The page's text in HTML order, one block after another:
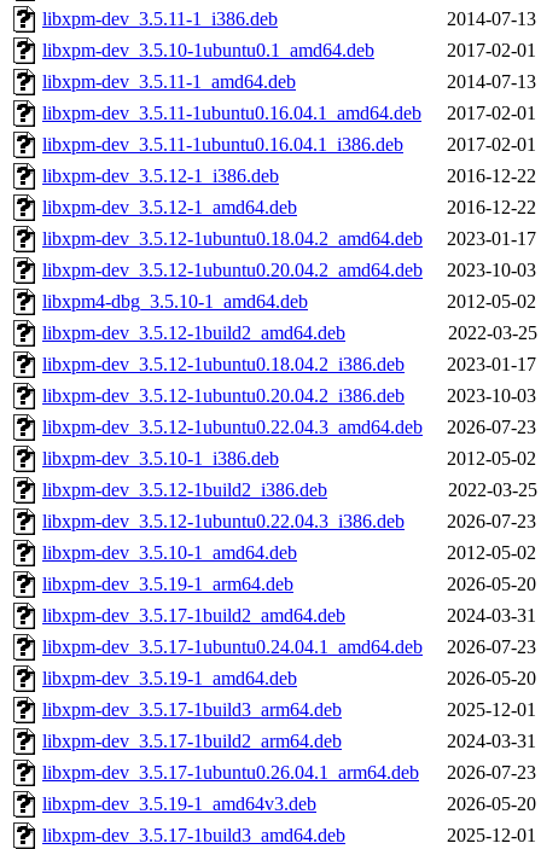
libxpm-dev_3.5.11-1_i386.deb
2014-07-13
libxpm-dev_3.5.10-1ubuntu0.1_amd64.deb
2017-02-01
libxpm-dev_3.5.11-1_amd64.deb
2014-07-13
libxpm-dev_3.5.11-1ubuntu0.16.04.1_amd64.deb
2017-02-01
libxpm-dev_3.5.11-1ubuntu0.16.04.1_i386.deb
2017-02-01
libxpm-dev_3.5.12-1_i386.deb
2016-12-22
libxpm-dev_3.5.12-1_amd64.deb
2016-12-22
libxpm-dev_3.5.12-1ubuntu0.18.04.2_amd64.deb
2023-01-17
libxpm-dev_3.5.12-1ubuntu0.20.04.2_amd64.deb
2023-10-03
libxpm4-dbg_3.5.10-1_amd64.deb
2012-05-02
libxpm-dev_3.5.12-1build2_amd64.deb
2022-03-25
libxpm-dev_3.5.12-1ubuntu0.18.04.2_i386.deb
2023-01-17
libxpm-dev_3.5.12-1ubuntu0.20.04.2_i386.deb
2023-10-03
libxpm-dev_3.5.12-1ubuntu0.22.04.3_amd64.deb
2026-07-23
libxpm-dev_3.5.10-1_i386.deb
2012-05-02
libxpm-dev_3.5.12-1build2_i386.deb
2022-03-25
libxpm-dev_3.5.12-1ubuntu0.22.04.3_i386.deb
2026-07-23
libxpm-dev_3.5.10-1_amd64.deb
2012-05-02
libxpm-dev_3.5.19-1_arm64.deb
2026-05-20
libxpm-dev_3.5.17-1build2_amd64.deb
2024-03-31
libxpm-dev_3.5.17-1ubuntu0.24.04.1_amd64.deb
2026-07-23
libxpm-dev_3.5.19-1_amd64.deb
2026-05-20
libxpm-dev_3.5.17-1build3_arm64.deb
2025-12-01
libxpm-dev_3.5.17-1build2_arm64.deb
2024-03-31
libxpm-dev_3.5.17-1ubuntu0.26.04.1_arm64.deb
2026-07-23
libxpm-dev_3.5.19-1_amd64v3.deb
2026-05-20
libxpm-dev_3.5.17-1build3_amd64.deb
2025-12-01